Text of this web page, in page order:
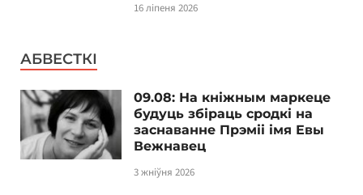
16 ліпеня 2026
АБВЕСТКІ
09.08: На кніжным маркеце
будуць збіраць сродкі на
заснаванне Прэміі імя Евы
Вежнавец
3 жніўня 2026